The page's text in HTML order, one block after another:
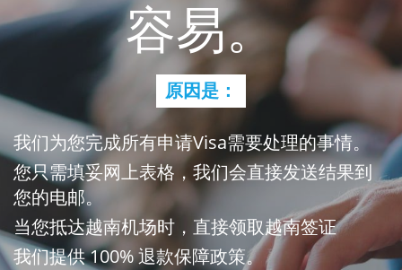
容易。
原因是：
我们为您完成所有申请Visa需要处理的事情。
您只需填妥网上表格，我们会直接发送结果到
您的电邮。
当您抵达越南机场时，直接领取越南签证
我们提供 100% 退款保障政策。